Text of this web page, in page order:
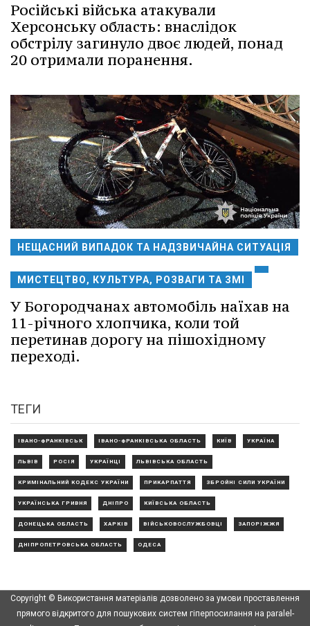
Російські війська атакували
Херсонську область: внаслідок
обстрілу загинуло двоє людей, понад
20 отримали поранення.
НЕЩАСНИЙ ВИПАДОК ТА НАДЗВИЧАЙНА СИТУАЦІЯ
МИСТЕЦТВО, КУЛЬТУРА, РОЗВАГИ ТА ЗМІ
У Богородчанах автомобіль наїхав на
11-річного хлопчика, коли той
перетинав дорогу на пішохідному
переході.
ТЕГИ
ІВАНО-ФРАНКІВСЬК ІВАНО-ФРАНКІВСЬКА ОБЛАСТЬ КИЇВ УКРАЇНА
ЛЬВІВ РОСІЯ УКРАЇНЦІ ЛЬВІВСЬКА ОБЛАСТЬ
КРИМІНАЛЬНИЙ КОДЕКС УКРАЇНИ ПРИКАРПАТТЯ ЗБРОЙНІ СИЛИ УКРАЇНИ
УКРАЇНСЬКА ГРИВНЯ ДНІПРО КИЇВСЬКА ОБЛАСТЬ
ДОНЕЦЬКА ОБЛАСТЬ ХАРКІВ ВІЙСЬКОВОСЛУЖБОВЦІ ЗАПОРІЖЖЯ
ДНІПРОПЕТРОВСЬКА ОБЛАСТЬ ОДЕСА
Copyright © Використання матеріалів дозволено за умови проставлення
прямого відкритого для пошукових систем гіперпосилання на paralel-